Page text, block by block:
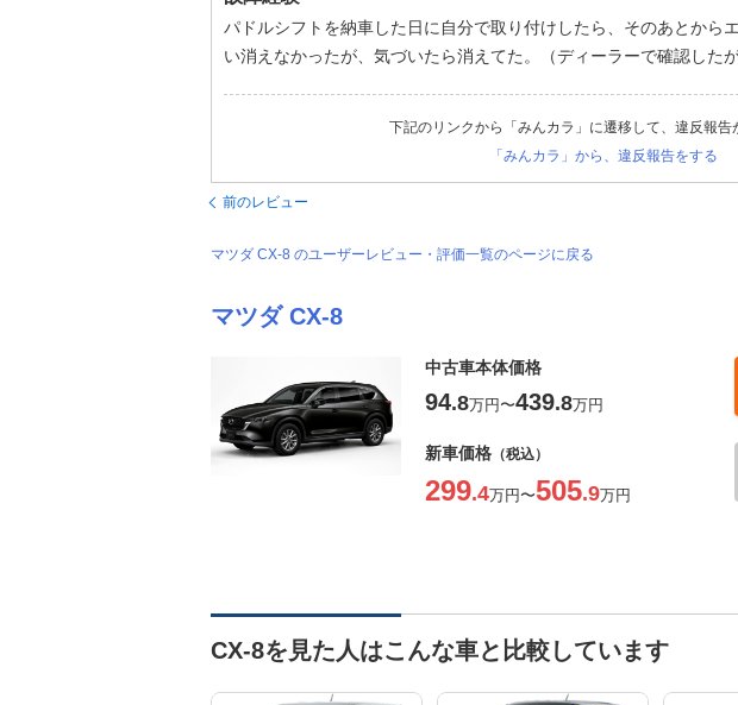
パドルシフトを納車した日に自分で取り付けしたら、そのあとから
い消えなかったが、気づいたら消えてた。（ディーラーで確認したが
下記のリンクから「みんカラ」に遷移して、違反報告
「みんカラ」から、違反報告をする
前のレビュー
マツダ CX-8 のユーザーレビュー・評価一覧のページに戻る
マツダ CX-8
中古車本体価格
94.8万円〜439.8万円
新車価格 （税込）
299.4万円〜505.9万円
CX-8を見た人はこんな車と比較しています